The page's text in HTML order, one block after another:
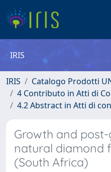
IRIS
IRIS
Catalogo Prodotti
4 Contributo in Atti di
4.2 Abstract in Atti di
Growth and
natural diamond
(South Africa)